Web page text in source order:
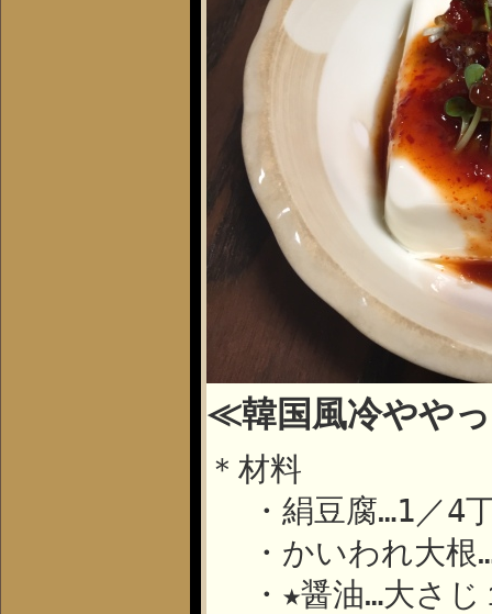
≪韓国風冷やや
＊材料
・絹豆腐…1／4
・かいわれ大
・★醤油…大さじ